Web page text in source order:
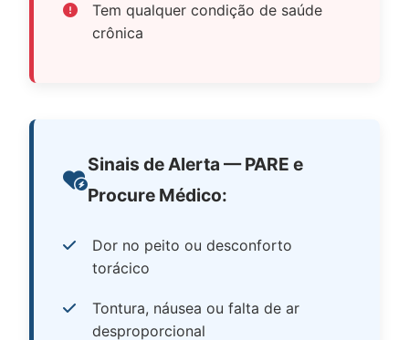
Tem qualquer condição de saúde
crônica
Sinais de Alerta — PARE e
Procure Médico:
Dor no peito ou desconforto
torácico
Tontura, náusea ou falta de ar
desproporcional